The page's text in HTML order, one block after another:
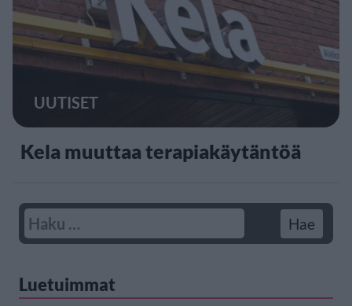
UUTISET
Kela muuttaa terapiakäytäntöä
Luetuimmat